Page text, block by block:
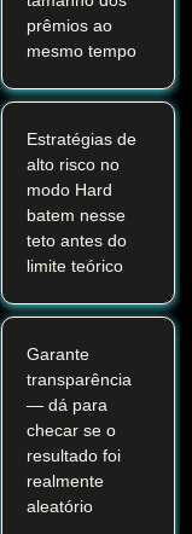
prêmios ao
mesmo tempo
Estratégias de
alto risco no
modo Hard
batem nesse
teto antes do
limite teórico
Garante
transparência
— dá para
checar se o
resultado foi
realmente
aleatório